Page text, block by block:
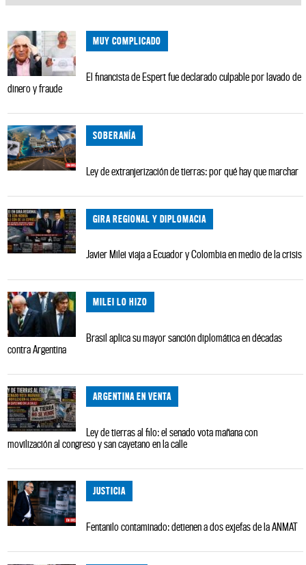
MUY COMPLICADO
El financista de Espert fue declarado culpable por lavado de
dinero y fraude
SOBERANÍA
Ley de extranjerización de tierras: por qué hay que marchar
GIRA REGIONAL Y DIPLOMACIA
Javier Milei viaja a Ecuador y Colombia en medio de la crisis
MILEI LO HIZO
Brasil aplica su mayor sanción diplomática en décadas
contra Argentina
ARGENTINA EN VENTA
Ley de tierras al filo: el senado vota mañana con
movilización al congreso y san cayetano en la calle
JUSTICIA
Fentanilo contaminado: detienen a dos exjefas de la ANMAT